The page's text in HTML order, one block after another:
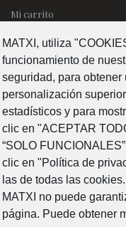
MATXI, utiliza
funcionamiento de
seguridad, para obtener
personalización
estadísticos y para
clic en "ACEPTAR
“SOLO
clic en "Política de
las de todas las
MATXI no puede
página. Puede obtener
Mi carrito
SÍGUENOS
Web subvencionada por la